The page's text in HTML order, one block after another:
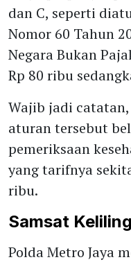
dan C, seperti
Nomor 60 Tahun
Negara Bukan
Rp 80 ribu
Wajib jadi
aturan tersebut
pemeriksaan
yang tarifnya
ribu.
Samsat
Polda Metro Jaya